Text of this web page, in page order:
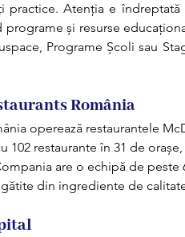
practice. Atenția e
programe și resurse
România
operează restaurantele
102 restaurante în 31 de
are o echipă de peste
din ingrediente de